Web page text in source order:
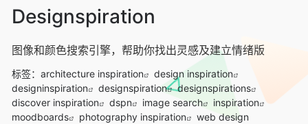
Designspiration
图像和颜色搜索引擎，帮助你找出灵感及建立情绪版
标签： architecture inspiration
design inspiration
designinspiration
designspiration
designspirations
discover inspiration
dspn image search
inspiration
moodboards
photography inspiration
web design